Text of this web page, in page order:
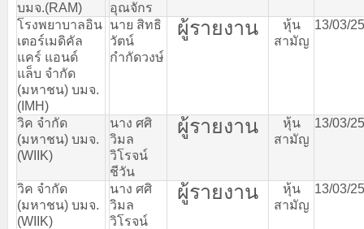
บมจ.(RAM)
อุณจักร
โรงพยาบาลอิน
เตอร์เมดิคัล
แคร์ แอนด์
แล็บ จำกัด
(มหาชน) บมจ.
(IMH)
นาย สิทธิ
วัตน์
กำกัดวงษ์
ผู้รายงาน
หุ้น
สามัญ
13/03/
วิค จำกัด
(มหาชน) บมจ.
(WIIK)
นาง ศศิ
วิมล
วิโรจน์
ชีวัน
ผู้รายงาน
หุ้น
สามัญ
13/03/
วิค จำกัด
(มหาชน) บมจ.
(WIIK)
นาง ศศิ
วิมล
วิโรจน์
ผู้รายงาน
หุ้น
สามัญ
13/03/